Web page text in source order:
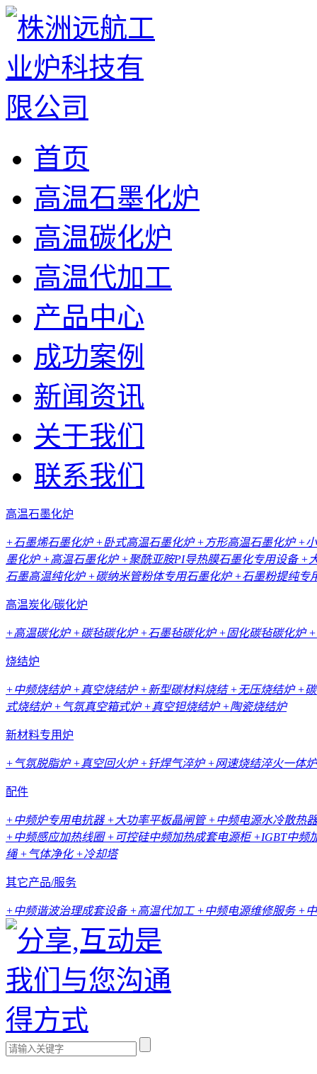
首页
高温石墨化炉
高温碳化炉
高温代加工
产品中心
成功案例
新闻资讯
关于我们
联系我们
高温石墨化炉
+石墨烯石墨化炉+卧式高温石墨化炉+方形高温石墨化炉+
墨化炉+高温石墨化炉+聚酰亚胺PI导热膜石墨化专用设备 +
石墨高温纯化炉+碳纳米管粉体专用石墨化炉+石墨粉提纯专
高温炭化/碳化炉
+高温碳化炉+碳毡碳化炉+石墨毡碳化炉+固化碳毡碳化炉
烧结炉
+中频烧结炉+真空烧结炉+新型碳材料烧结+无压烧结炉+
式烧结炉+气氛真空箱式炉+真空钽烧结炉+陶瓷烧结炉
新材料专用炉
+气氛脱脂炉+真空回火炉+钎焊气淬炉+网速烧结淬火一体炉
配件
+中频炉专用电抗器 +大功率平板晶闸管+中频电源水冷散热
+中频感应加热线圈+可控硅中频加热成套电源柜+IGBT中频
绳 +气体净化+冷却塔
其它产品/服务
+中频谐波治理成套设备 +高温代加工+中频电源维修服务 +